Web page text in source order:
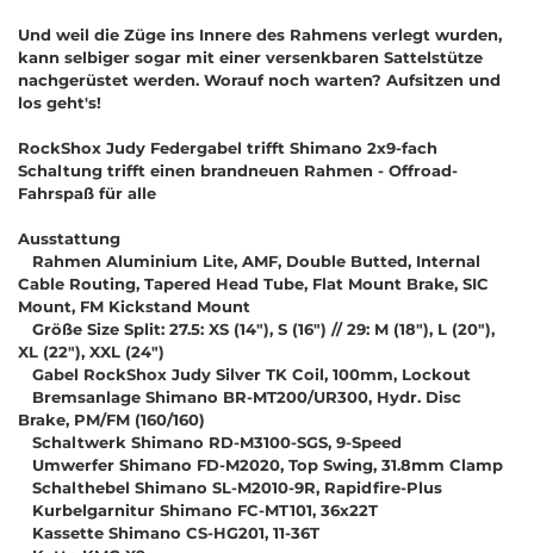
Und weil die Züge ins Innere des Rahmens verlegt wurden,
kann selbiger sogar mit einer versenkbaren Sattelstütze
nachgerüstet werden. Worauf noch warten? Aufsitzen und
los geht's!
RockShox Judy Federgabel trifft Shimano 2x9-fach
Schaltung trifft einen brandneuen Rahmen - Offroad-
Fahrspaß für alle
Ausstattung
Rahmen Aluminium Lite, AMF, Double Butted, Internal
Cable Routing, Tapered Head Tube, Flat Mount Brake, SIC
Mount, FM Kickstand Mount
Größe Size Split: 27.5: XS (14"), S (16") // 29: M (18"), L (20"),
XL (22"), XXL (24")
Gabel RockShox Judy Silver TK Coil, 100mm, Lockout
Bremsanlage Shimano BR-MT200/UR300, Hydr. Disc
Brake, PM/FM (160/160)
Schaltwerk Shimano RD-M3100-SGS, 9-Speed
Umwerfer Shimano FD-M2020, Top Swing, 31.8mm Clamp
Schalthebel Shimano SL-M2010-9R, Rapidfire-Plus
Kurbelgarnitur Shimano FC-MT101, 36x22T
Kassette Shimano CS-HG201, 11-36T